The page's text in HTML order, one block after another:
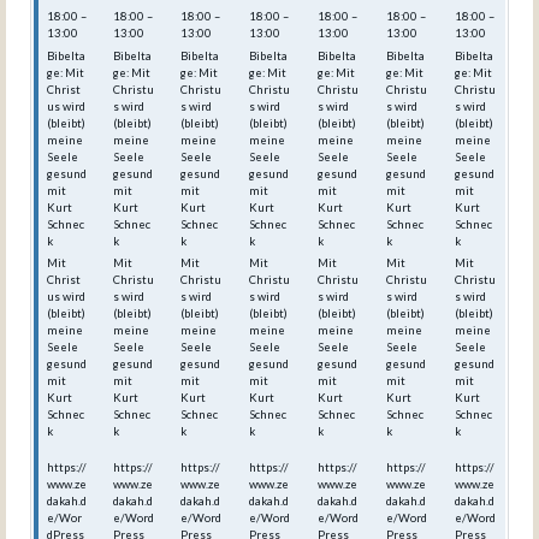
18:00 –
13:00
Bibelta
ge: Mit
Christ
us wird
(bleibt)
meine
Seele
gesund
mit
Kurt
Schnec
k
Mit
Christ
us wird
(bleibt)
meine
Seele
gesund
mit
Kurt
Schnec
k
https://
www.ze
dakah.d
e/Wor
dPress
18:00 –
13:00
Bibelta
ge: Mit
Christu
s wird
(bleibt)
meine
Seele
gesund
mit
Kurt
Schnec
k
Mit
Christu
s wird
(bleibt)
meine
Seele
gesund
mit
Kurt
Schnec
k
https://
www.ze
dakah.d
e/Word
Press_
18:00 –
13:00
Bibelta
ge: Mit
Christu
s wird
(bleibt)
meine
Seele
gesund
mit
Kurt
Schnec
k
Mit
Christu
s wird
(bleibt)
meine
Seele
gesund
mit
Kurt
Schnec
k
https://
www.ze
dakah.d
e/Word
Press_
18:00 –
13:00
Bibelta
ge: Mit
Christu
s wird
(bleibt)
meine
Seele
gesund
mit
Kurt
Schnec
k
Mit
Christu
s wird
(bleibt)
meine
Seele
gesund
mit
Kurt
Schnec
k
https://
www.ze
dakah.d
e/Word
Press_
18:00 –
13:00
Bibelta
ge: Mit
Christu
s wird
(bleibt)
meine
Seele
gesund
mit
Kurt
Schnec
k
Mit
Christu
s wird
(bleibt)
meine
Seele
gesund
mit
Kurt
Schnec
k
https://
www.ze
dakah.d
e/Word
Press_
18:00 –
13:00
Bibelta
ge: Mit
Christu
s wird
(bleibt)
meine
Seele
gesund
mit
Kurt
Schnec
k
Mit
Christu
s wird
(bleibt)
meine
Seele
gesund
mit
Kurt
Schnec
k
https://
www.ze
dakah.d
e/Word
Press_
18:00 –
13:00
Bibelta
ge: Mit
Christu
s wird
(bleibt)
meine
Seele
gesund
mit
Kurt
Schnec
k
Mit
Christu
s wird
(bleibt)
meine
Seele
gesund
mit
Kurt
Schnec
k
https://
www.ze
dakah.d
e/Word
Press_